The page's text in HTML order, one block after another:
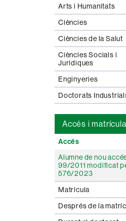
Arts i Humanitats
Ciències
Ciències de la Salut
Ciències Socials i
Jurídiques
Enginyeries
Doctorats
Accés i matrícula
Accés
Alumne de nou
99/2011 modificat
576/2023
Matrícula
Després de la